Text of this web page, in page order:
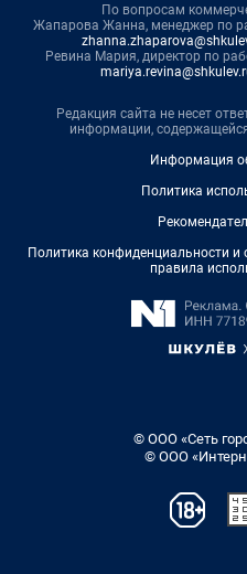
По вопросам
Жапарова Жанна, менеджер по
Ревина Мария, директор по
Редакция сайта не несет
информации,
Информация
Политика
Политика конфиденциальности
правила
© ООО «Сеть
© ООО